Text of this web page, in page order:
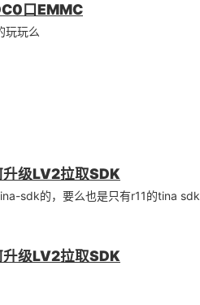
口EMMC
玩玩么
升级LV2拉取SDK
sdk的，要么也是只有r11的tina sdk
升级LV2拉取SDK